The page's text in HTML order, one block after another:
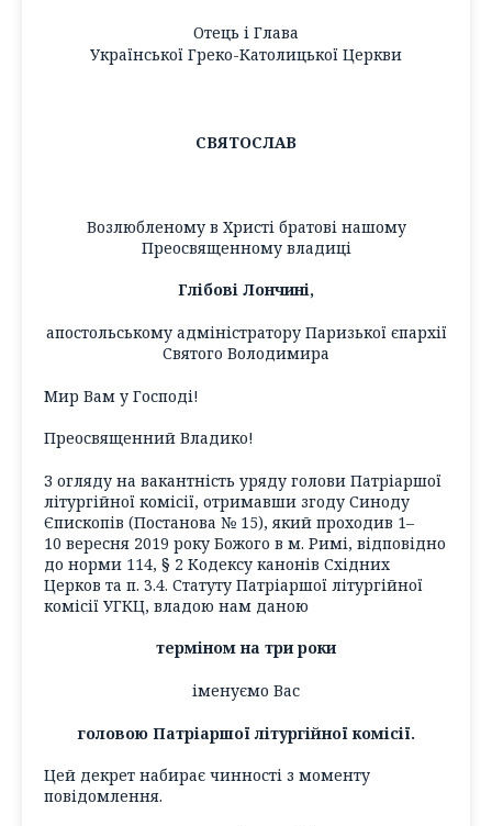
Отець і Глава
Української Греко-Католицької Церкви
СВЯТОСЛАВ
Возлюбленому в Христі братові нашому
Преосвященному владиці
Глібові Лончині,
апостольському адміністратору Паризької єпархії
Святого Володимира
Мир Вам у Господі!
Преосвященний Владико!
З огляду на вакантність уряду голови Патріаршої
літургійної комісії, отримавши згоду Синоду
Єпископів (Постанова № 15), який проходив 1–
10 вересня 2019 року Божого в м. Римі, відповідно
до норми 114, § 2 Кодексу канонів Східних
Церков та п. 3.4. Статуту Патріаршої літургійної
комісії УГКЦ, владою нам даною
терміном на три роки
іменуємо Вас
головою Патріаршої літургійної комісії.
Цей декрет набирає чинності з моменту
повідомлення.